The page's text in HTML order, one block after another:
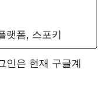
랫폼, 스포키
인은 현재 구글계